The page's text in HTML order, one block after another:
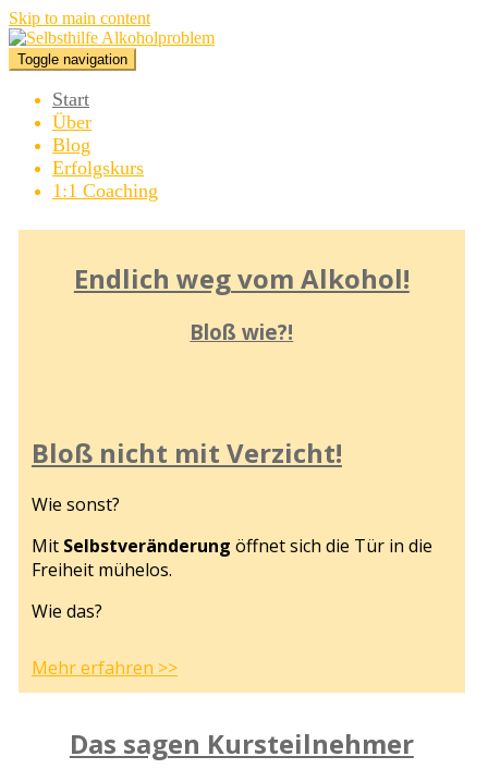
Skip to main content
Toggle navigation
Start
Über
Blog
Erfolgskurs
1:1 Coaching
Endlich weg vom Alkohol!
Bloß wie?!
Bloß nicht mit Verzicht!
Wie sonst?
Mit Selbstveränderung öffnet sich die Tür in die
Freiheit mühelos.
Wie das?
Mehr erfahren >>
Das sagen Kursteilnehmer